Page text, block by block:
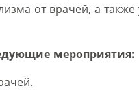
от врачей, а
мероприятия: